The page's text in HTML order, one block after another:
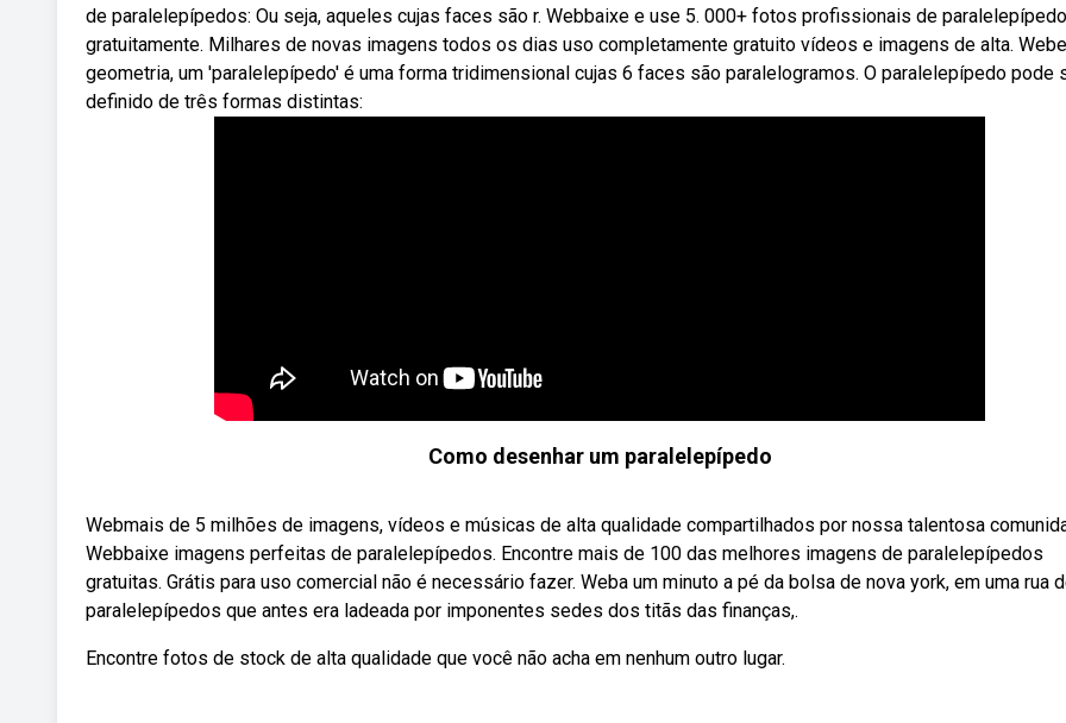
de paralelepípedos: Ou seja, aqueles cujas faces são r. Webbaixe e use 5. 000+ fotos profissionais de paralelepípedo
gratuitamente. Milhares de novas imagens todos os dias uso completamente gratuito vídeos e imagens de alta.
geometria, um 'paralelepípedo' é uma forma tridimensional cujas 6 faces são paralelogramos. O paralelepípedo pode
definido de três formas distintas:
Como desenhar um paralelepípedo
Webmais de 5 milhões de imagens, vídeos e músicas de alta qualidade compartilhados por nossa talentosa
Webbaixe imagens perfeitas de paralelepípedos. Encontre mais de 100 das melhores imagens de paralelepípedos
gratuitas. Grátis para uso comercial não é necessário fazer. Weba um minuto a pé da bolsa de nova york, em uma rua
paralelepípedos que antes era ladeada por imponentes sedes dos titãs das finanças,.
Encontre fotos de stock de alta qualidade que você não acha em nenhum outro lugar.